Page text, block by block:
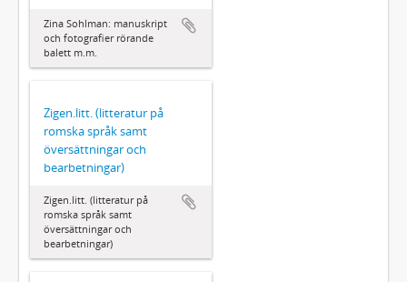
Zina Sohlman: manuskript
och fotografier rörande
balett m.m.
Zigen.litt. (litteratur på
romska språk samt
översättningar och
bearbetningar)
Zigen.litt. (litteratur på
romska språk samt
översättningar och
bearbetningar)